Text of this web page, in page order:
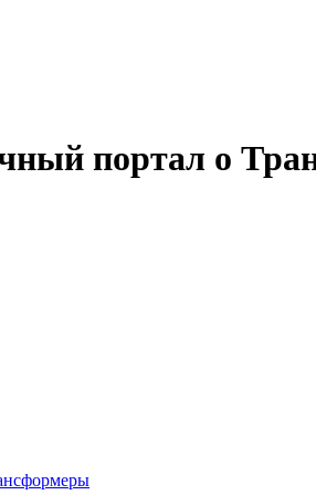
портал о